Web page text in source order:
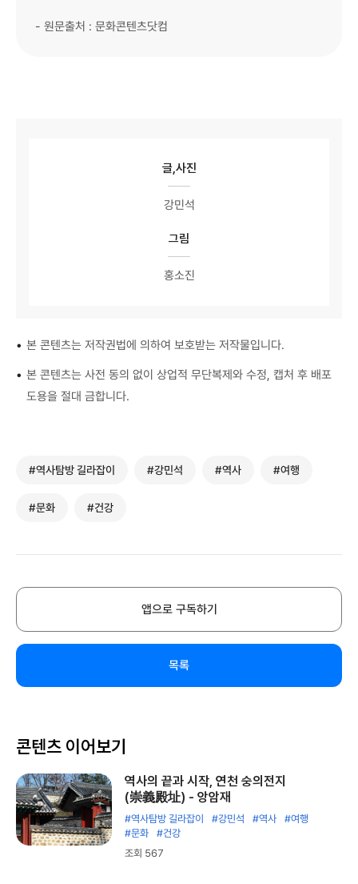
- 원문출처 : 문화콘텐츠닷컴
글,사진
강민석
그림
홍소진
• 본 콘텐츠는 저작권법에 의하여 보호받는 저작물입니다.
• 본 콘텐츠는 사전 동의 없이 상업적 무단복제와 수정, 캡처 후 배포
도용을 절대 금합니다.
#역사탐방 길라잡이 #강민석 #역사 #여행
#문화 #건강
앱으로 구독하기
목록
콘텐츠 이어보기
역사의 끝과 시작, 연천 숭의전지
(崇義殿址) - 앙암재
#역사탐방 길라잡이 #강민석 #역사
#여행
#문화
#건강
조회 567